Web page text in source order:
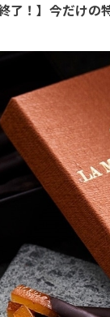
了！】今だけの